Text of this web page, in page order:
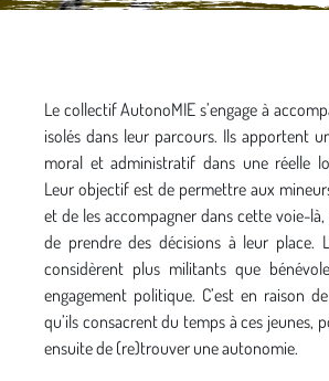
Le collectif AutonoMIE s’engage à
isolés dans leur parcours. Ils apportent
moral et administratif dans une réelle
Leur objectif est de permettre aux
et de les accompagner dans cette voie-
de prendre des décisions à leur place.
considèrent plus militants que
engagement politique. C’est en raison
qu’ils consacrent du temps à ces jeunes,
ensuite de (re)trouver une autonomie.